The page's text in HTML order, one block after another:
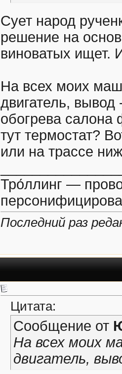
Сует народ
решение на
виноватых ищет.
На всех моих
двигатель,
обогрева
тут термостат?
или на трассе
Тро́ллинг —
Последний раз
Цитата:
Сообщение от
На всех моих
двигатель,